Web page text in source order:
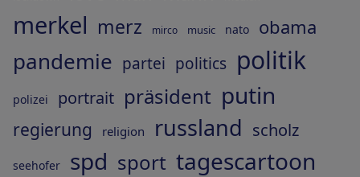
merkel merz mirco music nato obama
pandemie partei politics politik
polizei portrait präsident putin
regierung religion russland scholz
seehofer spd sport tagescartoon